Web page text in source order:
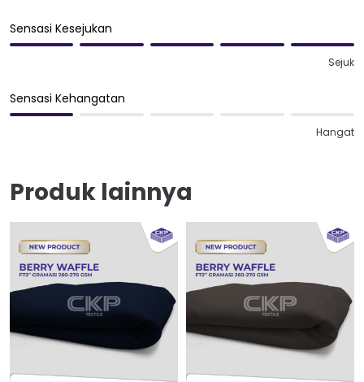
Sensasi Kesejukan
Sejuk
Sensasi Kehangatan
Hangat
Produk lainnya